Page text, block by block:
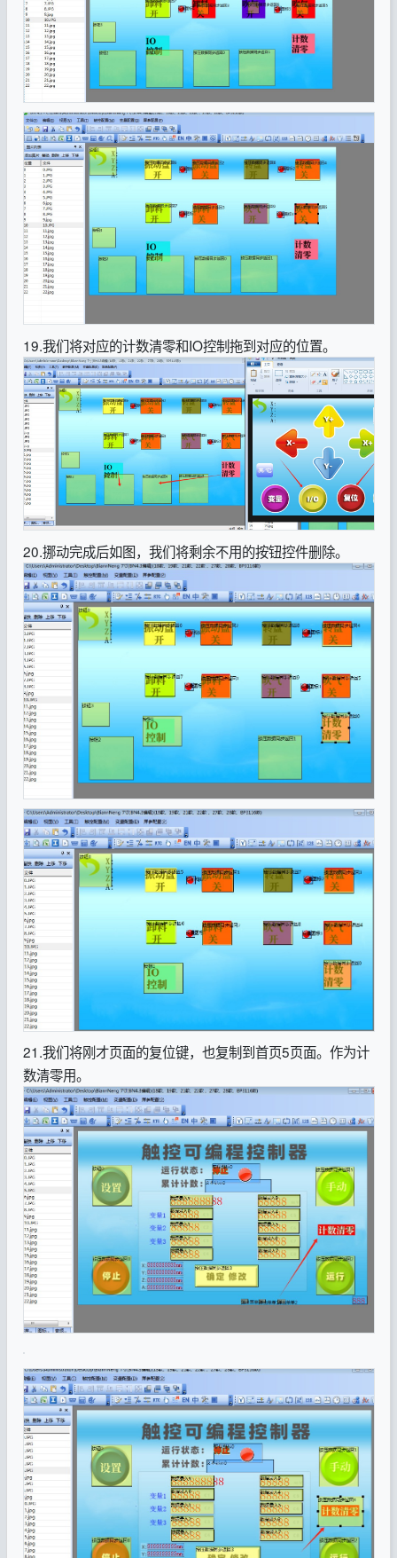
19.我们将对应的计数清零和IO控制拖到对应的位置。
20.挪动完成后如图，我们将剩余不用的按钮控件删除。
21.我们将刚才页面的复位键，也复制到首页5页面。作为计
数清零用。